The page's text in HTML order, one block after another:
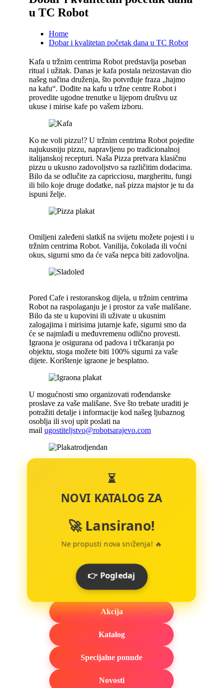
u TC Robot
Home
Dobar i kvalitetan početak dana u TC Robot
Kafa u tržnim centrima Robot predstavlja poseban
ritual i užitak. Danas je kafa postala neizostavan dio
našeg načina druženja, što potvrđuje fraza „hajmo
na kafu“. Dođite na kafu u tržne centre Robot i
provedite ugodne trenutke u lijepom društvu uz
ukuse i mirise kafe po vašem izboru.
Ko ne voli pizzu!? U tržnim centrima Robot pojedite
najukusniju pizzu, napravljenu po tradicionalnoj
italijanskoj recepturi. Naša Pizza pretvara klasičnu
pizzu u ukusno zadovoljstvo sa različitim dodacima.
Bilo da se odlučite za capricciosu, margheritu, fungi
ili bilo koje druge dodatke, naš pizza majstor je tu da
ispuni želje.
Omiljeni zaleđeni slatkiš na svijetu možete pojesti i u
tržnim centrima Robot. Vanilija, čokolada ili voćni
okus, sigurni smo da će vaša nepca biti zadovoljna.
Pored Cafe i restoranskog dijela, u tržnim centrima
Robot na raspolaganju je i prostor za vaše mališane.
Bilo da ste u kupovini ili uživate u ukusnim
zalogajima i mirisima jutarnje kafe, sigurni smo da
će se najmlađi u međuvremenu odlično provesti.
Igraona je osigurana od padova i trčkaranja po
objektu, stoga možete biti 100% sigurni za vaše
dijete. Korištenje igraone je besplatno.
U mogućnosti smo organizovati rođendanske
proslave za vaše mališane. Sve što trebate uraditi je
potražiti detalje i informacije kod našeg ljubaznog
osoblja ili svoj upit poslati na
mail ugostiteljstvo@robotsarajevo.com
⏳
NOVI KATALOG ZA
🚀 Lansirano!
Ne propusti nova sniženja! 🔥
👉 Pogledaj
Akcija
Katalog
Specijalne ponude
Novosti